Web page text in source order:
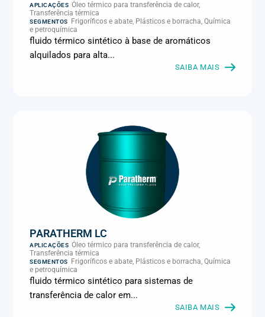
APLICAÇÕES Óleo térmico para transferência de calor,
Transferência térmica
SEGMENTOS
Frigoríficos e abate, Plásticos e borracha, Química
e petroquímica
fluido térmico sintético à base de aromáticos
alquilados para alta...
SAIBA MAIS
PARATHERM LC
APLICAÇÕES Óleo térmico para transferência de calor,
Transferência térmica
SEGMENTOS
Frigoríficos e abate, Plásticos e borracha, Química
e petroquímica
fluido térmico sintético para sistemas de
transferência de calor em...
SAIBA MAIS